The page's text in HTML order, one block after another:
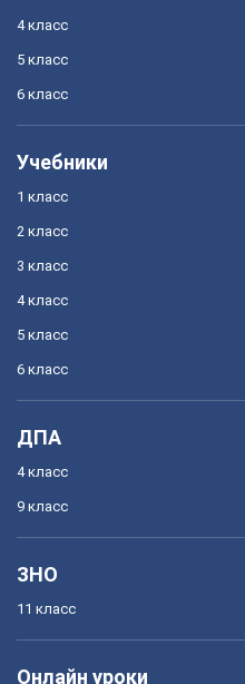
4 класс
5 класс
6 класс
Учебники
1 класс
2 класс
3 класс
4 класс
5 класс
6 класс
ДПА
4 класс
9 класс
ЗНО
11 класс
Онлайн уроки